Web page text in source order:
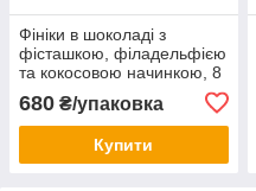
Фініки в шоколаді з
фісташкою, філадельфією
та кокосовою начинкою, 8
680 ₴/упаковка
Купити